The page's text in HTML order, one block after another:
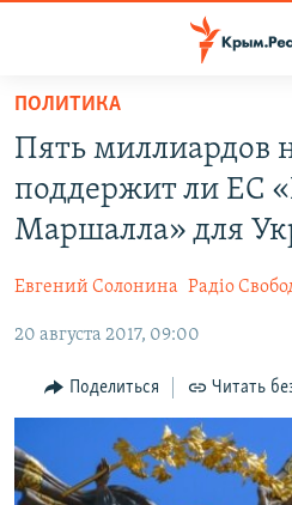
Вернуться
основному
содержанию
Вернутся
главной
Вернутся
поиску
11 ЛЕТ ОККУПАЦИИ КРЫМА. 11
ВОДА
ЕЩЕ
ИНТЕРАКТИВ
ИНФОГРАФИКА
ТЕЛЕПРОЕКТ КРЫМ.РЕАЛИИ
СОВЕТЫ ПРАВОЗАЩИТНИКОВ
РАДІО СВОБОДА
КАК ОБОЙТИ БЛОКИРОВКУ
Українською
Qırımtatar
ПОЛИТИКА
Пять миллиардов
поддержит ли ЕС
Маршалла» для
Евгений Солонина Радіо
20 августа 2017, 09:00
Поделиться Читать